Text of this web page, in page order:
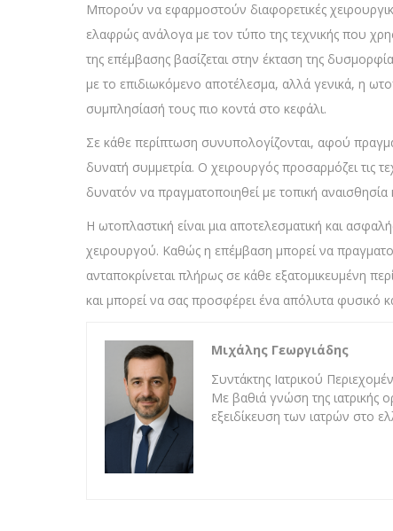
Μπορούν να εφαρμοστούν διαφορετικές
ελαφρώς ανάλογα με τον τύπο της τεχνικής που
της επέμβασης βασίζεται στην έκταση της
με το επιδιωκόμενο αποτέλεσμα, αλλά γενικά, η
συμπλησίασή τους πιο κοντά στο κεφάλι.
Σε κάθε περίπτωση συνυπολογίζονται, αφού
δυνατή συμμετρία. Ο χειρουργός προσαρμόζει τις
δυνατόν να πραγματοποιηθεί με τοπική αναισθησία
Η ωτοπλαστική είναι μια αποτελεσματική και
χειρουργού. Καθώς η επέμβαση μπορεί να
ανταποκρίνεται πλήρως σε κάθε εξατομικευμένη
και μπορεί να σας προσφέρει ένα απόλυτα φυσικό
Μιχάλης Γεωργιάδης
Συντάκτης Ιατρικού
Με βαθιά γνώση της ιατρικής
εξειδίκευση των ιατρών στο